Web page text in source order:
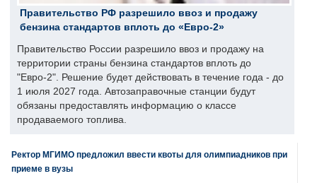
Правительство РФ разрешило ввоз и продажу
бензина стандартов вплоть до «Евро-2»
Правительство России разрешило ввоз и продажу на
территории страны бензина стандартов вплоть до
"Евро-2". Решение будет действовать в течение года - до
1 июля 2027 года. Автозаправочные станции будут
обязаны предоставлять информацию о классе
продаваемого топлива.
Ректор МГИМО предложил ввести квоты для олимпиадников при
приеме в вузы